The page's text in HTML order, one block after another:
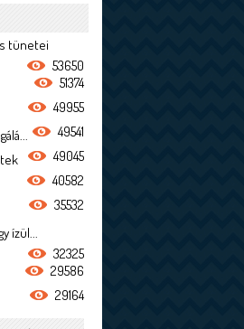
tünetei
53650
51374
49955
49541
49045
40582
35532
ízül...
32325
29586
29164